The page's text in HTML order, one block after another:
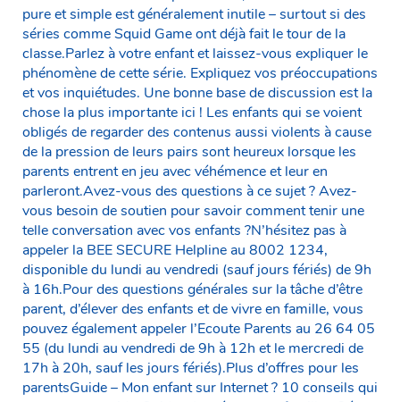
pure et simple est généralement inutile – surtout si des
séries comme Squid Game ont déjà fait le tour de la
classe.Parlez à votre enfant et laissez-vous expliquer le
phénomène de cette série. Expliquez vos préoccupations
et vos inquiétudes. Une bonne base de discussion est la
chose la plus importante ici ! Les enfants qui se voient
obligés de regarder des contenus aussi violents à cause
de la pression de leurs pairs sont heureux lorsque les
parents entrent en jeu avec véhémence et leur en
parleront.Avez-vous des questions à ce sujet ? Avez-
vous besoin de soutien pour savoir comment tenir une
telle conversation avec vos enfants ?N’hésitez pas à
appeler la BEE SECURE Helpline au 8002 1234,
disponible du lundi au vendredi (sauf jours fériés) de 9h
à 16h.Pour des questions générales sur la tâche d’être
parent, d’élever des enfants et de vivre en famille, vous
pouvez également appeler l’Ecoute Parents au 26 64 05
55 (du lundi au vendredi de 9h à 12h et le mercredi de
17h à 20h, sauf les jours fériés).Plus d’offres pour les
parentsGuide – Mon enfant sur Internet ? 10 conseils qui